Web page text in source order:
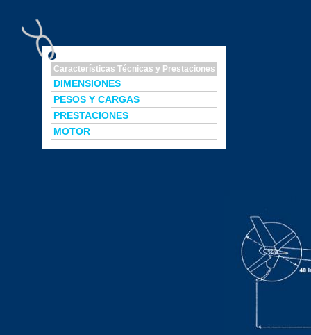
Características Técnicas y Prestaciones
DIMENSIONES
PESOS Y CARGAS
PRESTACIONES
MOTOR